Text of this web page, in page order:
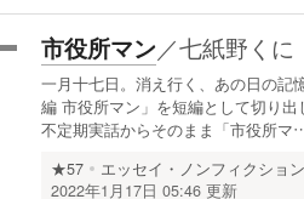
市役所マン／七紙野くに
一月十七日。消え行く、あの日の記
編 市役所マン」を短編として切り
不定期実話からそのまま「市役所マ
★57 エッセイ・ノンフィクション
2022年1月17日 05:46 更新